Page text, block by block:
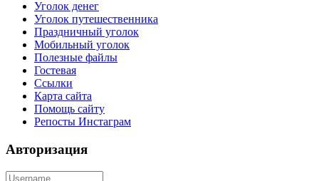
Уголок денег
Уголок путешественника
Праздничный уголок
Мобильный уголок
Полезные файлы
Гостевая
Ссылки
Карта сайта
Помощь сайту
Репосты Инстаграм
Авторизация